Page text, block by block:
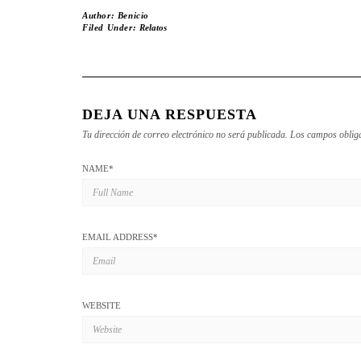
Author: Benicio
Filed Under: Relatos
DEJA UNA RESPUESTA
Tu dirección de correo electrónico no será publicada. Los campos
NAME*
EMAIL ADDRESS*
WEBSITE